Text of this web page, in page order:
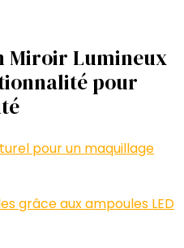
Miroir Lumineux
pour
pour un maquillage
grâce aux ampoules LED